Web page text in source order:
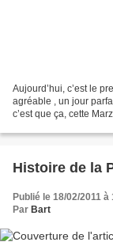
Aujourd’hui, c’est le
agréable , un jour
c’est que ça, cette
Histoire de la
Publié le 18/02/2011 à
Par Bart